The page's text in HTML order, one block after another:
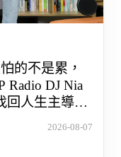
的不是累，
DJ Nia
回人生主導權
2026-08-07